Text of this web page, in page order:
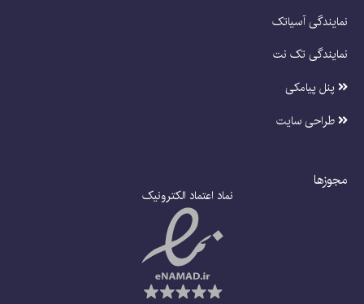
نمایندگی آسیاتک
نمایندگی تک نت
پنل پیامکی
طراحی سایت
مجوزها
نماد اعتماد الکترونیک